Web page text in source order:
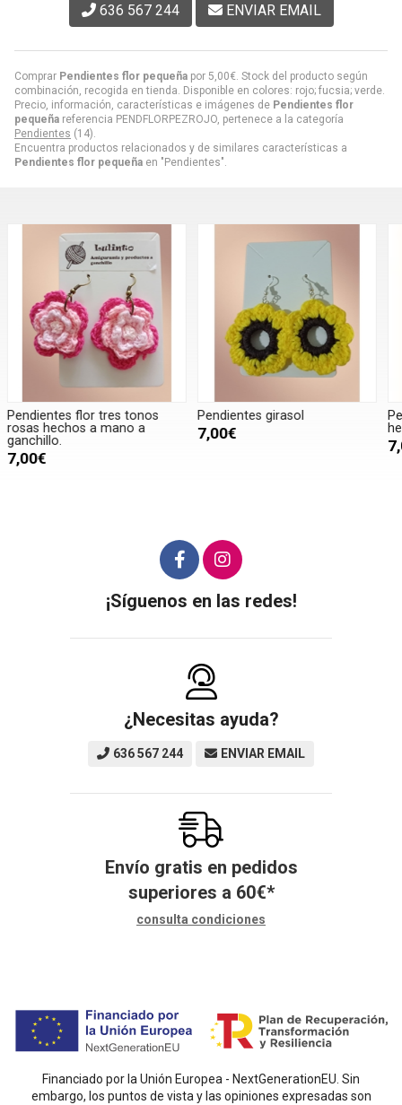
Comprar Pendientes flor pequeña por 5,00€ . Stock del producto según
combinación, recogida en tienda. Disponible en colores: rojo; fucsia; verde.
Precio, información, características e imágenes de Pendientes flor
pequeña referencia PENDFLORPEZROJO, pertenece a la categoría
Pendientes (14).
Encuentra productos relacionados y de similares características a
Pendientes flor pequeña en "Pendientes".
636 567 244 ENVIAR EMAIL
Pendientes girasol
7,00€
Pendientes naranja y amarillo
hechos a mano a ganchillo.
7,00€
¡Síguenos en las redes!
¿Necesitas ayuda?
636 567 244 ENVIAR EMAIL
Envío gratis en pedidos
superiores a 60€*
consulta condiciones
Financiado por la Unión Europea - NextGenerationEU. Sin
embargo, los puntos de vista y las opiniones expresadas son